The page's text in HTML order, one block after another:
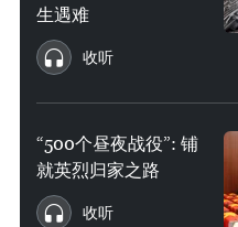
生遇难
收听
“500个昼夜战役”: 铺
就英烈归家之路
收听